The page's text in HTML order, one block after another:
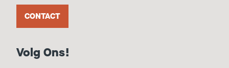
CONTACT
Volg Ons!